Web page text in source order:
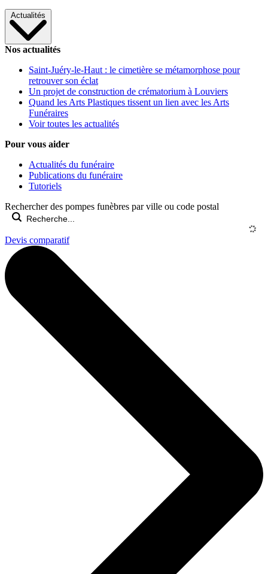
Actualités
Nos actualités
Saint-Juéry-le-Haut : le cimetière se métamorphose pour
retrouver son éclat
Un projet de construction de crématorium à Louviers
Quand les Arts Plastiques tissent un lien avec les Arts
Funéraires
Voir toutes les actualités
Pour vous aider
Actualités du funéraire
Publications du funéraire
Tutoriels
Rechercher des pompes funèbres par ville ou code postal
Devis comparatif